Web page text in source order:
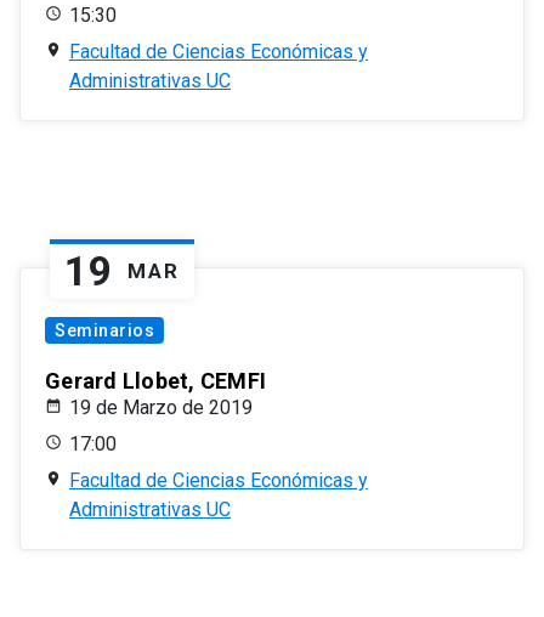
15:30
Facultad de Ciencias Económicas y
Administrativas UC
19 MAR
Seminarios
Gerard Llobet, CEMFI
19 de Marzo de 2019
17:00
Facultad de Ciencias Económicas y
Administrativas UC